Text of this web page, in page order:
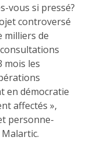
vous si pressé?
controversé
milliers de
mois les
en démocratie
affectés »,
personne-